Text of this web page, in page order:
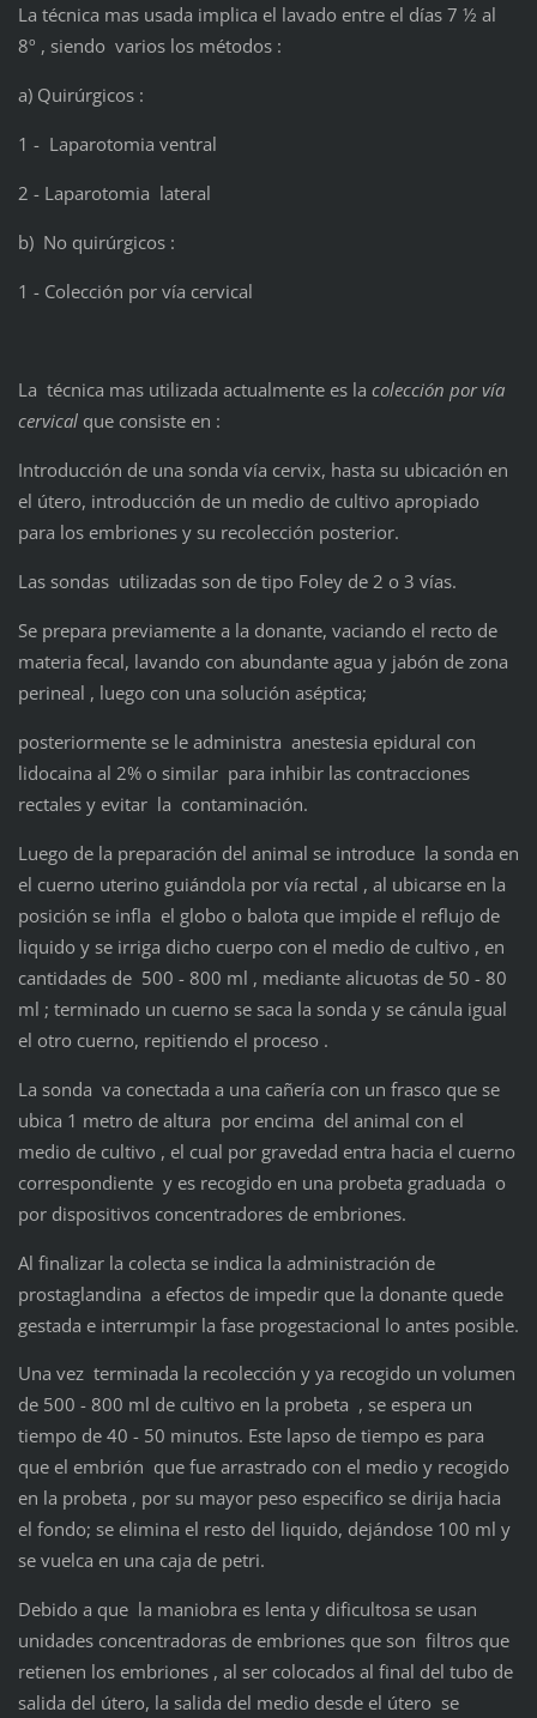
La técnica mas usada implica el lavado entre el días 7 ½ al
8º , siendo varios los métodos :
a) Quirúrgicos :
1 - Laparotomia ventral
2 - Laparotomia lateral
b) No quirúrgicos :
1 - Colección por vía cervical
La técnica mas utilizada actualmente es la colección por vía
cervicalque consiste en :
Introducción de una sonda vía cervix, hasta su ubicación en
el útero, introducción de un medio de cultivo apropiado
para los embriones y su recolección posterior.
Las sondas utilizadas son de tipo Foley de 2 o 3 vías.
Se prepara previamente a la donante, vaciando el recto de
materia fecal, lavando con abundante agua y jabón de zona
perineal , luego con una solución aséptica;
posteriormente se le administra anestesia epidural con
lidocaina al 2% o similar para inhibir las contracciones
rectales y evitar la contaminación.
Luego de la preparación del animal se introduce la sonda en
el cuerno uterino guiándola por vía rectal , al ubicarse en la
posición se infla el globo o balota que impide el reflujo de
liquido y se irriga dicho cuerpo con el medio de cultivo , en
cantidades de 500 - 800 ml , mediante alicuotas de 50 - 80
ml ; terminado un cuerno se saca la sonda y se cánula igual
el otro cuerno, repitiendo el proceso .
La sonda va conectada a una cañería con un frasco que se
ubica 1 metro de altura por encima del animal con el
medio de cultivo , el cual por gravedad entra hacia el cuerno
correspondiente y es recogido en una probeta graduada o
por dispositivos concentradores de embriones.
Al finalizar la colecta se indica la administración de
prostaglandina a efectos de impedir que la donante quede
gestada e interrumpir la fase progestacional lo antes posible.
Una vez terminada la recolección y ya recogido un volumen
de 500 - 800 ml de cultivo en la probeta , se espera un
tiempo de 40 - 50 minutos. Este lapso de tiempo es para
que el embrión que fue arrastrado con el medio y recogido
en la probeta , por su mayor peso especifico se dirija hacia
el fondo; se elimina el resto del liquido, dejándose 100 ml y
se vuelca en una caja de petri.
Debido a que la maniobra es lenta y dificultosa se usan
unidades concentradoras de embriones que son filtros que
retienen los embriones , al ser colocados al final del tubo de
salida del útero, la salida del medio desde el útero se